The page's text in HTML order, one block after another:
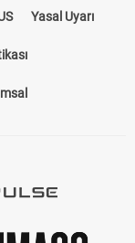
Yasal Uyarı